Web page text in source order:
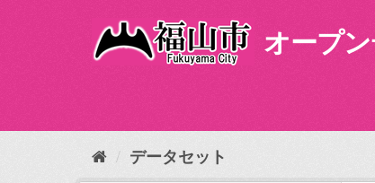
内
オープ
データセット